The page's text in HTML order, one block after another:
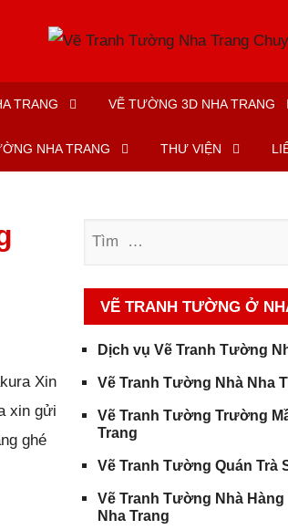
TRANG VẼ TƯỜNG 3D NHA TRANG
NHA TRANG THƯ VIỆN
Xin
xin gửi
ghé
VẼ TRANH TƯỜNG Ở
Dịch vụ Vẽ Tranh Tường
Vẽ Tranh Tường Nhà Nha
Vẽ Tranh Tường Trường
Trang
Vẽ Tranh Tường Quán Trà
Vẽ Tranh Tường Nhà Hàng
Nha Trang